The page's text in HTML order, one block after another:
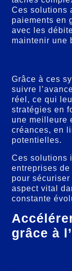
Ces solutions
paiements en
avec les
maintenir une
Grâce à ces
suivre
réel, ce qui
stratégies en
une meilleure
créances, en
potentielles.
Ces solutions
entreprises
pour
aspect vital
constante
grâce à